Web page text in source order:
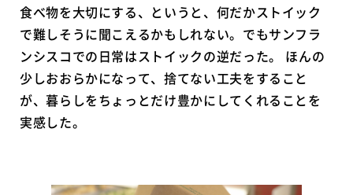
食べ物を大切にする、というと、何だかストイック
で難しそうに聞こえるかもしれない。でもサンフラ
ンシスコでの日常はストイックの逆だった。 ほんの
少しおおらかになって、捨てない工夫をすること
が、暮らしをちょっとだけ豊かにしてくれることを
実感した。